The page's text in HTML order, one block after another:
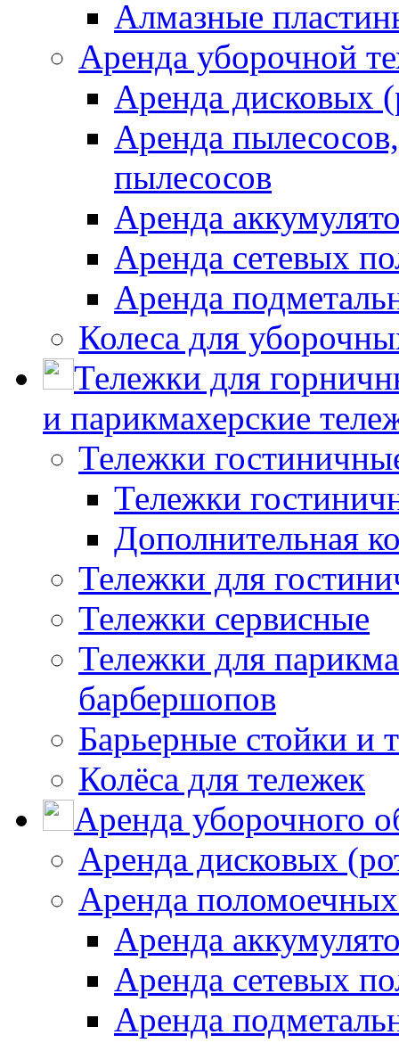
Алмазные
Аренда уборочной
Аренда дисковых
Аренда
пылесосов
Аренда
Аренда сетевых
Аренда
Колеса для
Тележки для
и парикмахерские
Тележки
Тележки
Дополнительная
Тележки для
Тележки сервисные
Тележки для
барбершопов
Барьерные стойки и
Колёса для тележек
Аренда уборочного
Аренда дисковых
Аренда
Аренда
Аренда сетевых
Аренда